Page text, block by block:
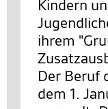
Kindern
ihrem
Der Beruf
dem 1.